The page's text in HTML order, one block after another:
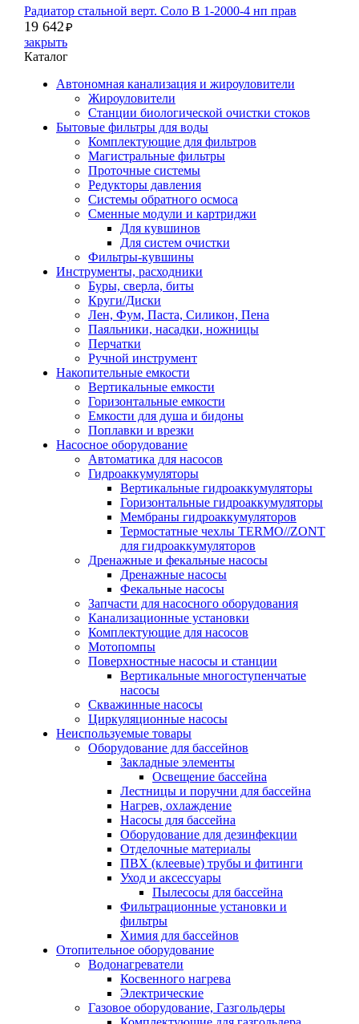
Радиатор стальной верт. Соло В 1-2000-4 нп прав
19 642₽
закрыть
Каталог
Автономная канализация и жироуловители
Жироуловители
Станции биологической очистки стоков
Бытовые фильтры для воды
Комплектующие для фильтров
Магистральные фильтры
Проточные системы
Редукторы давления
Системы обратного осмоса
Сменные модули и картриджи
Для кувшинов
Для систем очистки
Фильтры-кувшины
Инструменты, расходники
Буры, сверла, биты
Круги/Диски
Лен, Фум, Паста, Силикон, Пена
Паяльники, насадки, ножницы
Перчатки
Ручной инструмент
Накопительные емкости
Вертикальные емкости
Горизонтальные емкости
Емкости для душа и бидоны
Поплавки и врезки
Насосное оборудование
Автоматика для насосов
Гидроаккумуляторы
Вертикальные гидроаккумуляторы
Горизонтальные гидроаккумуляторы
Мембраны гидроаккумуляторов
Термостатные чехлы TERMO//ZONT
для гидроаккумуляторов
Дренажные и фекальные насосы
Дренажные насосы
Фекальные насосы
Запчасти для насосного оборудования
Канализационные установки
Комплектующие для насосов
Мотопомпы
Поверхностные насосы и станции
Вертикальные многоступенчатые
насосы
Скважинные насосы
Циркуляционные насосы
Неиспользуемые товары
Оборудование для бассейнов
Закладные элементы
Освещение бассейна
Лестницы и поручни для бассейна
Нагрев, охлаждение
Насосы для бассейна
Оборудование для дезинфекции
Отделочные материалы
ПВХ (клеевые) трубы и фитинги
Уход и аксессуары
Пылесосы для бассейна
Фильтрационные установки и
фильтры
Химия для бассейнов
Отопительное оборудование
Водонагреватели
Косвенного нагрева
Электрические
Газовое оборудование, Газгольдеры